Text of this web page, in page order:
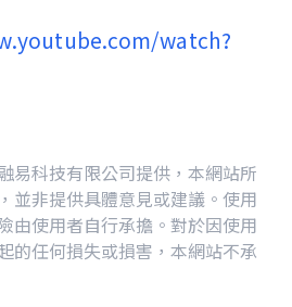
watch?
易科技有限公司提供，本網站所
並非提供具體意見或建議。使用
由使用者自行承擔。對於因使用
的任何損失或損害，本網站不承